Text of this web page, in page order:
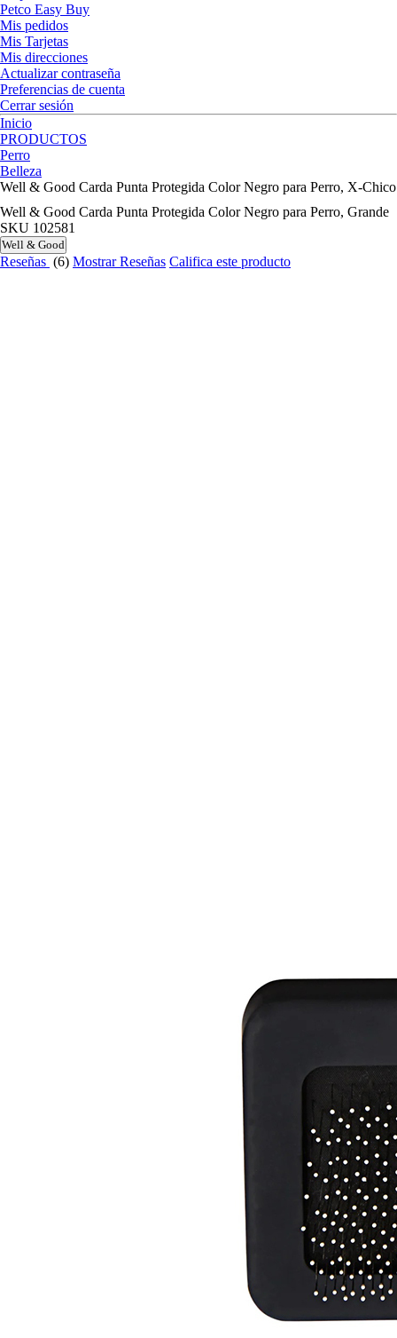
Petco Easy Buy
Mis pedidos
Mis Tarjetas
Mis direcciones
Actualizar contraseña
Preferencias de cuenta
Cerrar sesión
Inicio
PRODUCTOS
Perro
Belleza
Well & Good Carda Punta Protegida Color Negro para Perro, X-Chico
Well & Good Carda Punta Protegida Color Negro para Perro, Grande
SKU 102581
Well & Good
Reseñas (6) Mostrar Reseñas Califica este producto